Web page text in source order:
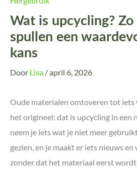
Wat is upcycling?
spullen een
kans
Door Lisa /april 6, 2026
Oude materialen omtoveren tot iets
het origineel: dat is upcycling in een
neem je iets wat je niet meer
gezien, en je maakt er iets nieuws en
zonder dat het materiaal eerst